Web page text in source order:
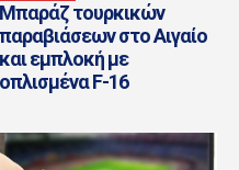
Μπαράζ τουρκικών
παραβιάσεων στο Αιγαίο
και εμπλοκή με
οπλισμένα F-16